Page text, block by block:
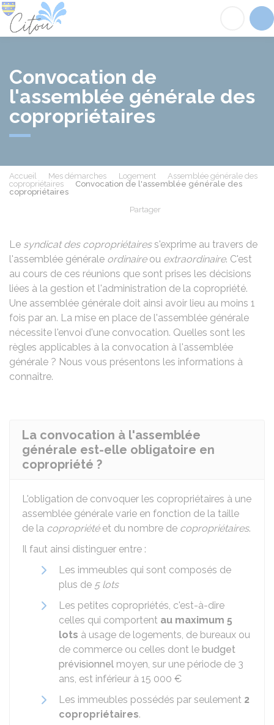
Convocation de
l'assemblée générale des
copropriétaires
Accueil Mes démarches Logement
Assemblée générale des
copropriétaires
Convocation de l'assemblée générale des
copropriétaires
Partager
Le syndicat des copropriétairess'exprime au travers de
l'assemblée générale ordinaire ou extraordinaire. C'est
au cours de ces réunions que sont prises les décisions
liées à la gestion et l'administration de la copropriété.
Une assemblée générale doit ainsi avoir lieu au moins 1
fois par an. La mise en place de l'assemblée générale
nécessite l'envoi d'une convocation. Quelles sont les
règles applicables à la convocation à l'assemblée
générale ? Nous vous présentons les informations à
connaître.
La convocation à l'assemblée
générale est-elle obligatoire en
copropriété ?
L'obligation de convoquer les copropriétaires à une
assemblée générale varie en fonction de la taille
de la copropriétéet du nombre de copropriétaires.
Il faut ainsi distinguer entre :
Les immeubles qui sont composés de
plus de 5 lots
Les petites copropriétés, c'est-à-dire
celles qui comportent au maximum 5
lots à usage de logements, de bureaux ou
de commerce ou celles dont le budget
prévisionnel moyen, sur une période de 3
ans, est inférieur à 15 000 €
Les immeubles possédés par seulement 2
copropriétaires.